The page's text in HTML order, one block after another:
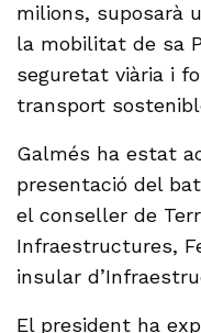
milions, suposarà
la mobilitat de sa
seguretat viària i
transport
Galmés ha estat
presentació del
el conseller de
Infraestructures,
insular
El president ha